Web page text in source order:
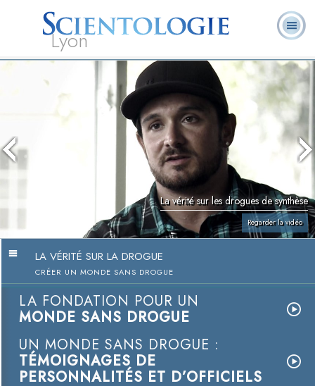
Lyon
Qu’est-ce que la
Scientologie ?
Ministres
Foire aux
questions
Livres
La vérité sur les drogues de synthèse
Regarder la vidéo
LA VÉRITÉ SUR LA DROGUE
CRÉER UN MONDE SANS DROGUE
LA FONDATION POUR UN
MONDE SANS DROGUE
UN MONDE SANS DROGUE :
TÉMOIGNAGES DE
PERSONNALITÉS ET D’OFFICIELS